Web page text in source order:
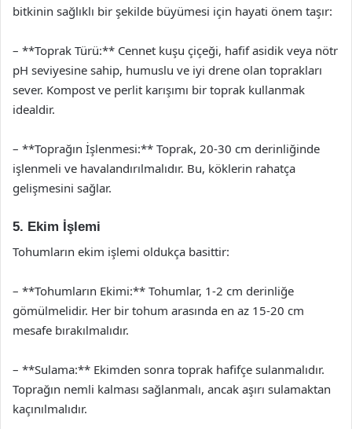
bitkinin sağlıklı bir şekilde büyümesi için hayati önem taşır:
– **Toprak Türü:** Cennet kuşu çiçeği, hafif asidik veya nötr
pH seviyesine sahip, humuslu ve iyi drene olan toprakları
sever. Kompost ve perlit karışımı bir toprak kullanmak
idealdir.
– **Toprağın İşlenmesi:** Toprak, 20-30 cm derinliğinde
işlenmeli ve havalandırılmalıdır. Bu, köklerin rahatça
gelişmesini sağlar.
5. Ekim İşlemi
Tohumların ekim işlemi oldukça basittir:
– **Tohumların Ekimi:** Tohumlar, 1-2 cm derinliğe
gömülmelidir. Her bir tohum arasında en az 15-20 cm
mesafe bırakılmalıdır.
– **Sulama:** Ekimden sonra toprak hafifçe sulanmalıdır.
Toprağın nemli kalması sağlanmalı, ancak aşırı sulamaktan
kaçınılmalıdır.